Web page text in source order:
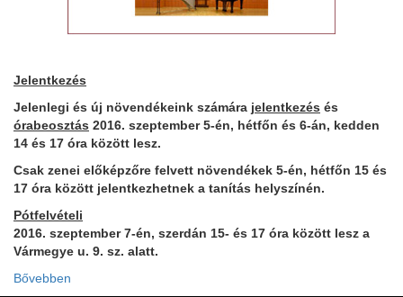
Jelentkezés
Jelenlegi és új növendékeink számára jelentkezés és
órabeosztás 2016. szeptember 5-én, hétfőn és 6-án, kedden
14 és 17 óra között lesz.
Csak zenei előképzőre felvett növendékek 5-én, hétfőn 15 és
17 óra között jelentkezhetnek a tanítás helyszínén.
Pótfelvételi
2016. szeptember 7-én, szerdán 15- és 17 óra között lesz a
Vármegye u. 9. sz. alatt.
Bővebben